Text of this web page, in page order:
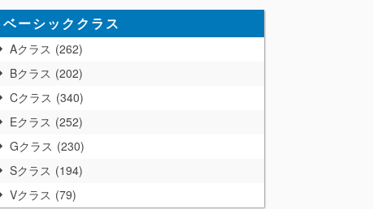
ベーシッククラス
Aクラス 262
Bクラス 202
Cクラス 340
Eクラス 252
Gクラス 230
Sクラス
194
Vクラス 79